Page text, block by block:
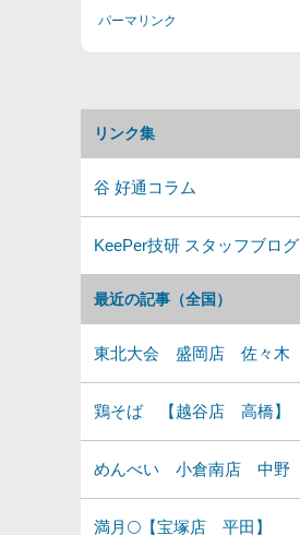
パーマリンク
最近の記事（全国）
東北大会 盛岡店 佐々木
鶏そば 【越谷店 高橋】
めんべい 小倉南店 中野
満月🌕️【宝塚店 平田】
リンク集
谷 好通コラム
KeePer技研 スタッフブログ